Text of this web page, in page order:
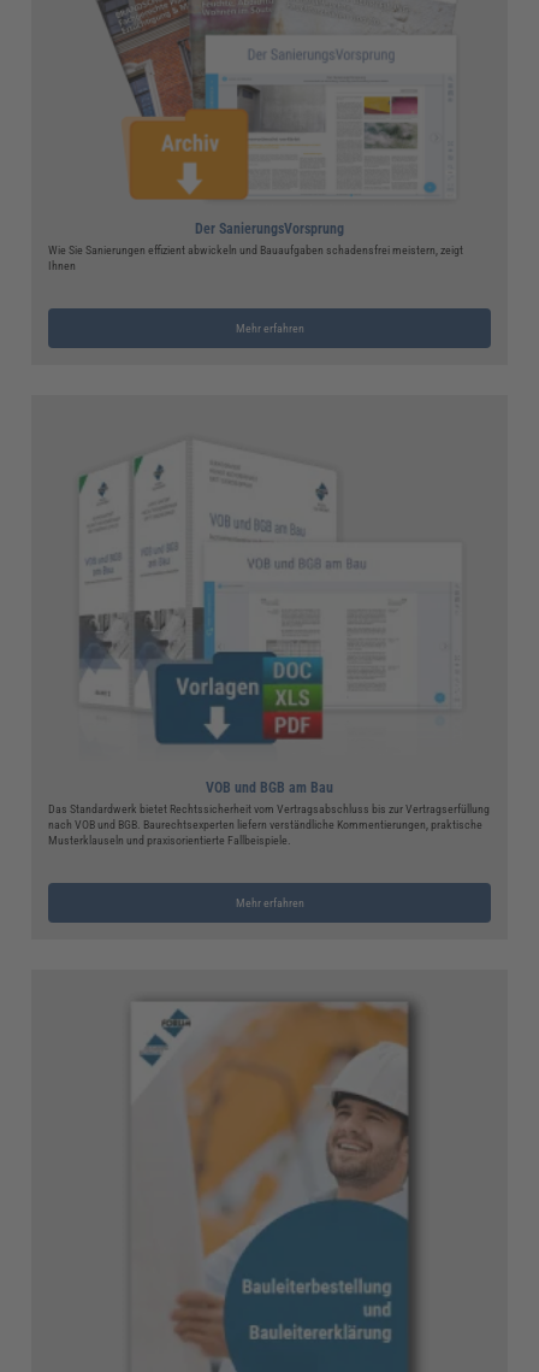
Der SanierungsVorsprung
Wie Sie Sanierungen effizient abwickeln und Bauaufgaben schadensfrei meistern, zeigt
Ihnen
Mehr erfahren
VOB und BGB am Bau
Das Standardwerk bietet Rechtssicherheit vom Vertragsabschluss bis zur Vertragserfüllung
nach VOB und BGB. Baurechtsexperten liefern verständliche Kommentierungen, praktische
Musterklauseln und praxisorientierte Fallbeispiele.
Mehr erfahren